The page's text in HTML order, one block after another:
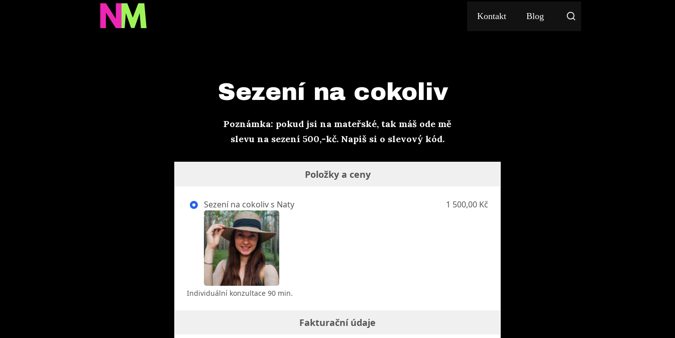
Kontakt Blog
Sezení na cokoliv
Poznámka: pokud jsi na mateřské, tak máš ode mě
slevu na sezení 500,-kč. Napiš si o slevový kód.
Položky a ceny
Sezení na cokoliv s Naty 1 500,00 Kč
Individuální konzultace 90 min.
Fakturační údaje